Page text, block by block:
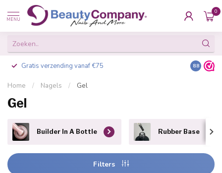
MENU
0
Gratis verzending vanaf €75 Besteld
8.8
Home / Nagels / Gel
Gel
Builder In A Bottle Rubber Base
Filters